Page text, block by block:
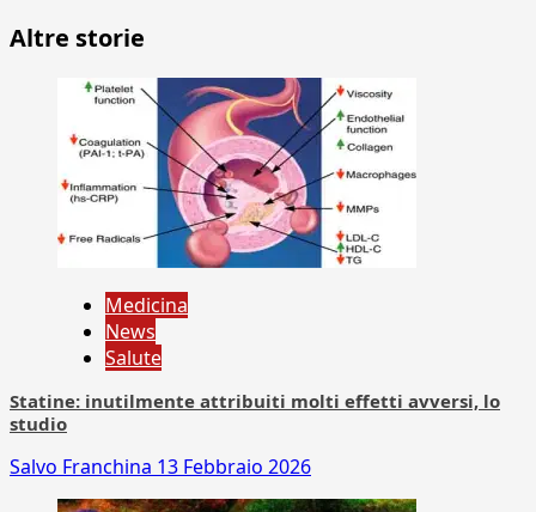
Altre storie
Medicina
News
Salute
Statine: inutilmente attribuiti molti effetti avversi, lo
studio
Salvo Franchina 13 Febbraio 2026